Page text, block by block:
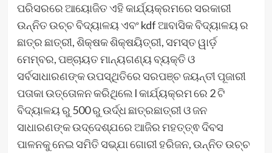
ପରିସରରେ ଆୟୋଜିତ ଏହି କାର୍ଯ୍ୟକ୍ରମରେ ସରକାରୀ
ଉନ୍ନିତ ଉଚ୍ଚ ବିଦ୍ୟାଳୟ ଏବଂ kdf ଆବାସିକ ବିଦ୍ୟାଳୟ ର
ଛାତ୍ର ଛାତ୍ରୀ, ଶିକ୍ଷକ ଶିକ୍ଷୟିତ୍ରୀ, ସମସ୍ତ ୱାର୍ଡ଼
ମେମ୍ବର, ପଞ୍ଚାୟତ ମାନ୍ୟଗଣ୍ୟ ବ୍ୟକ୍ତି ଓ
ସର୍ବସାଧାରଣଙ୍କ ଉପସ୍ଥିତିରେ ସରପଞ୍ଚ ଜୟନ୍ତୀ ପୂଜାରୀ
ପତାକା ଉତ୍ତୋଳନ କରିଥିଲେ l କାର୍ଯ୍ୟକ୍ରମ ରେ 2 ଟି
ବିଦ୍ୟାଳୟ ରୁ 500 ରୁ ଉର୍ଦ୍ଧ ଛାତ୍ରଛାତ୍ରୀ ଓ ଜନ
ସାଧାରଣଙ୍କ ଉଦ୍ଦେଶ୍ଯରେ ଆଜିର ମହତ୍ତ୍ଵ ଦିବସ
ପାଳନକୁ ନେଇ ସମିତି ସଭ୍ଯା ଗୋରୀ ହରିଜନ, ଉନ୍ନିତ ଉଚ୍ଚ